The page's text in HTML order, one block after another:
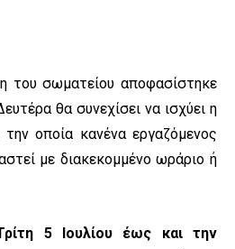
του σωματείου αποφασίστηκε
θα συνεχίσει να ισχύει η
οποία κανένα εργαζόμενος
με διακεκομμένο ωράριο ή
5 Ιουλίου έως και την